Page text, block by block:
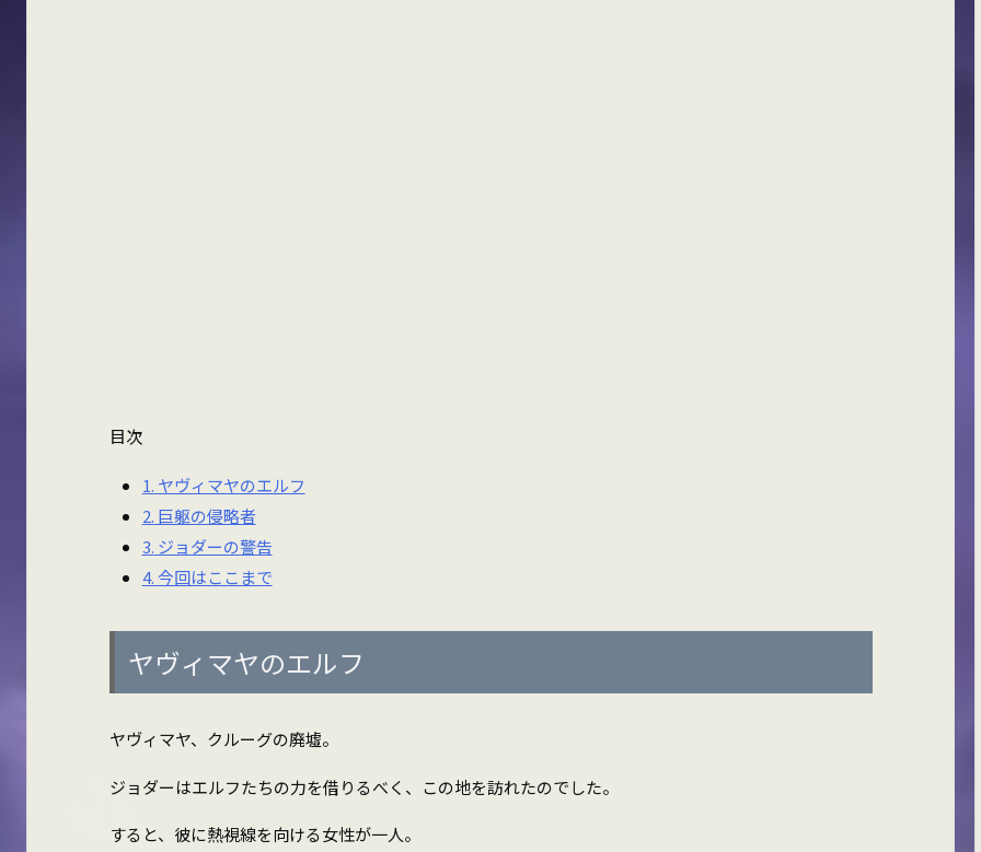
目次
1. ヤヴィマヤのエルフ
2. 巨躯の侵略者
3. ジョダーの警告
4.今回はここまで
ヤヴィマヤのエルフ
ヤヴィマヤ、クルーグの廃墟。
ジョダーはエルフたちの力を借りるべく、この地を訪れたのでした。
すると、彼に熱視線を向ける女性が一人。